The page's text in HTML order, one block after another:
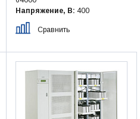
Напряжение, В: 400
Сравнить